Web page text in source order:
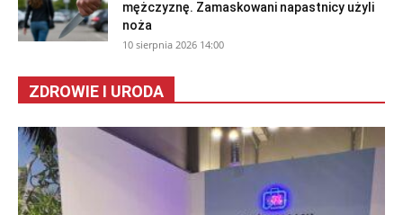
mężczyznę. Zamaskowani napastnicy użyli
noża
10 sierpnia 2026 14:00
ZDROWIE I URODA